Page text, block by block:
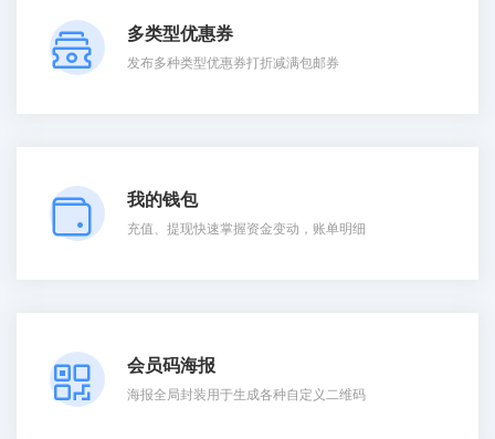
多类型优惠券
发布多种类型优惠券打折减满包邮券
我的钱包
充值、提现快速掌握资金变动，账单明细
会员码海报
海报全局封装用于生成各种自定义二维码